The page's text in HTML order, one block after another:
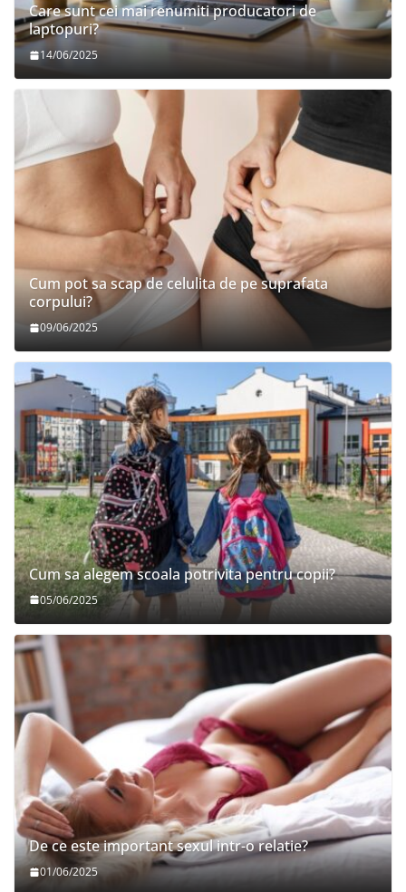
Care sunt cei mai renumiti producatori de
laptopuri?
14/06/2025
Cum pot sa scap de celulita de pe suprafata
corpului?
09/06/2025
Cum sa alegem scoala potrivita pentru copii?
05/06/2025
De ce este important sexul intr-o relatie?
01/06/2025